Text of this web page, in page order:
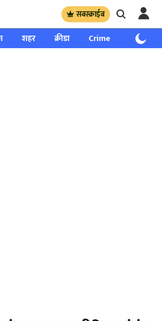
सबस्क्राईब
शहर क्रीडा Crime साप्ताहिक